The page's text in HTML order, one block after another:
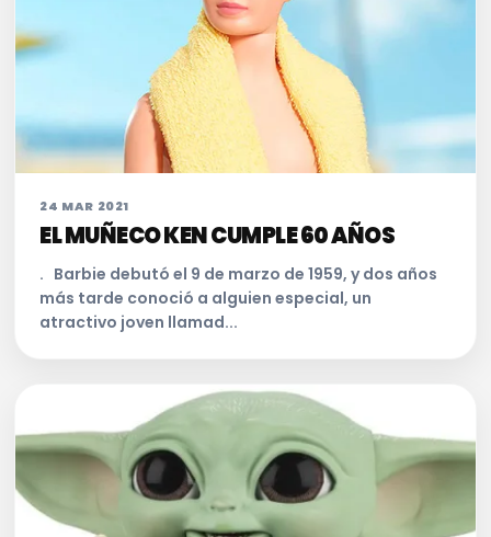
24 MAR 2021
EL MUÑECO KEN CUMPLE 60 AÑOS
. Barbie debutó el 9 de marzo de 1959, y dos años
más tarde conoció a alguien especial, un
atractivo joven llamad...